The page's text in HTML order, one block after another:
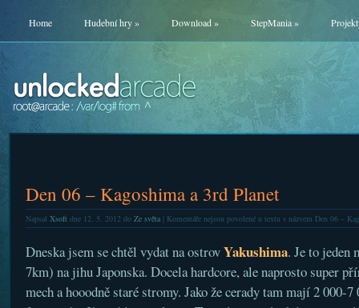
Home Hudební hry» Download» StepMania»
Den 06 – Kagoshima a 3rd Planet
Napsal Xsoftdne 12. 5. 2012 do Ze světa| Komentáře nejsou povolenéu textu s názvem Den 06 –
Dneska jsem se chtěl vydat na ostrovYakushima. Je to jeden
7km) na jihu Japonska. Docela hardcore, ale naprosto super
mech a hooodně staré stromy. Jako že cerady tam mají 2 000-7